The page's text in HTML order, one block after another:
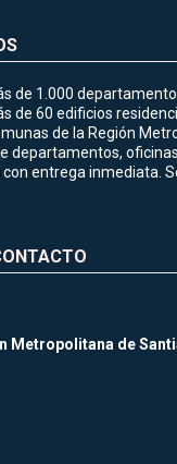
de 1.000
de 60 edificios
de la Región
departamentos,
entrega inmediata.
Metropolitana de